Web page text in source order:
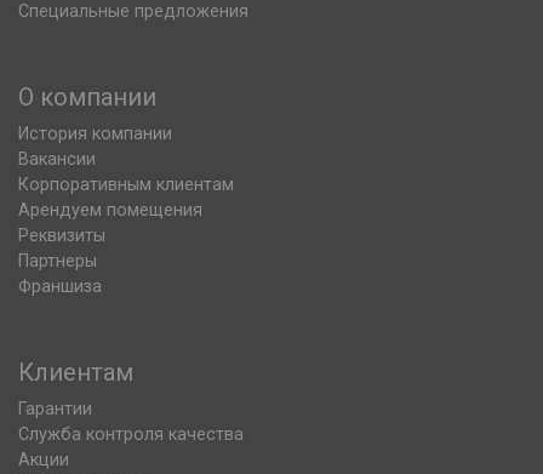
Специальные предложения
О компании
История компании
Вакансии
Корпоративным клиентам
Арендуем помещения
Реквизиты
Партнеры
Франшиза
Клиентам
Гарантии
Служба контроля качества
Акции